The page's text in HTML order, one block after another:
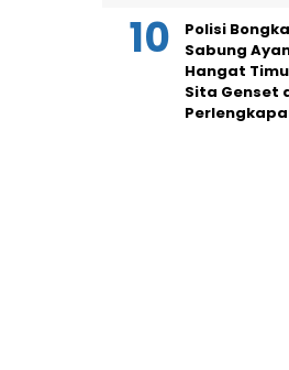
Polisi
Sabung
Hangat
Sita Genset